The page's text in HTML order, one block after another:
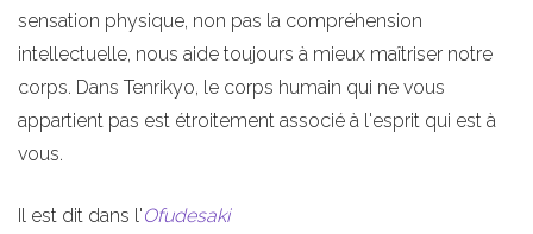
sensation physique, non pas la compréhension
intellectuelle, nous aide toujours à mieux maîtriser notre
corps. Dans Tenrikyo, le corps humain qui ne vous
appartient pas est étroitement associé à l'esprit qui est à
vous.
Il est dit dans l'Ofudesaki